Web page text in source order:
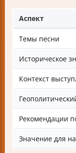
Аспект
Темы песни
Историческое
Контекст
Рекомендации
Значение для